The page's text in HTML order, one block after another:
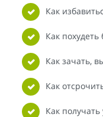
Как
Как похудеть
Как зачать,
Как
Как получать